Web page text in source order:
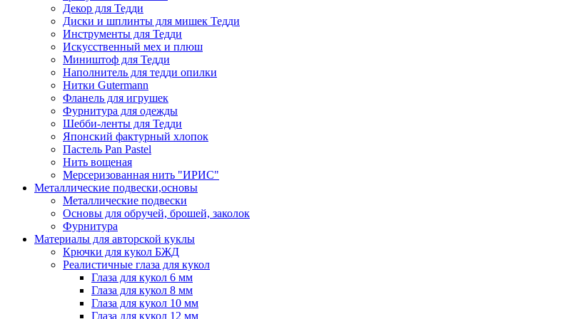
Декор для Тедди
Диски и шплинты для мишек Тедди
Инструменты для Тедди
Искусственный мех и плюш
Миништоф для Тедди
Наполнитель для тедди опилки
Нитки Gutermann
Фланель для игрушек
Фурнитура для одежды
Шебби-ленты для Тедди
Японский фактурный хлопок
Пастель Pan Pastel
Нить вощеная
Мерсеризованная нить "ИРИС"
Металлические подвески,основы
Металлические подвески
Основы для обручей, брошей, заколок
Фурнитура
Материалы для авторской куклы
Крючки для кукол БЖД
Реалистичные глаза для кукол
Глаза для кукол 6 мм
Глаза для кукол 8 мм
Глаза для кукол 10 мм
Глаза для кукол 12 мм